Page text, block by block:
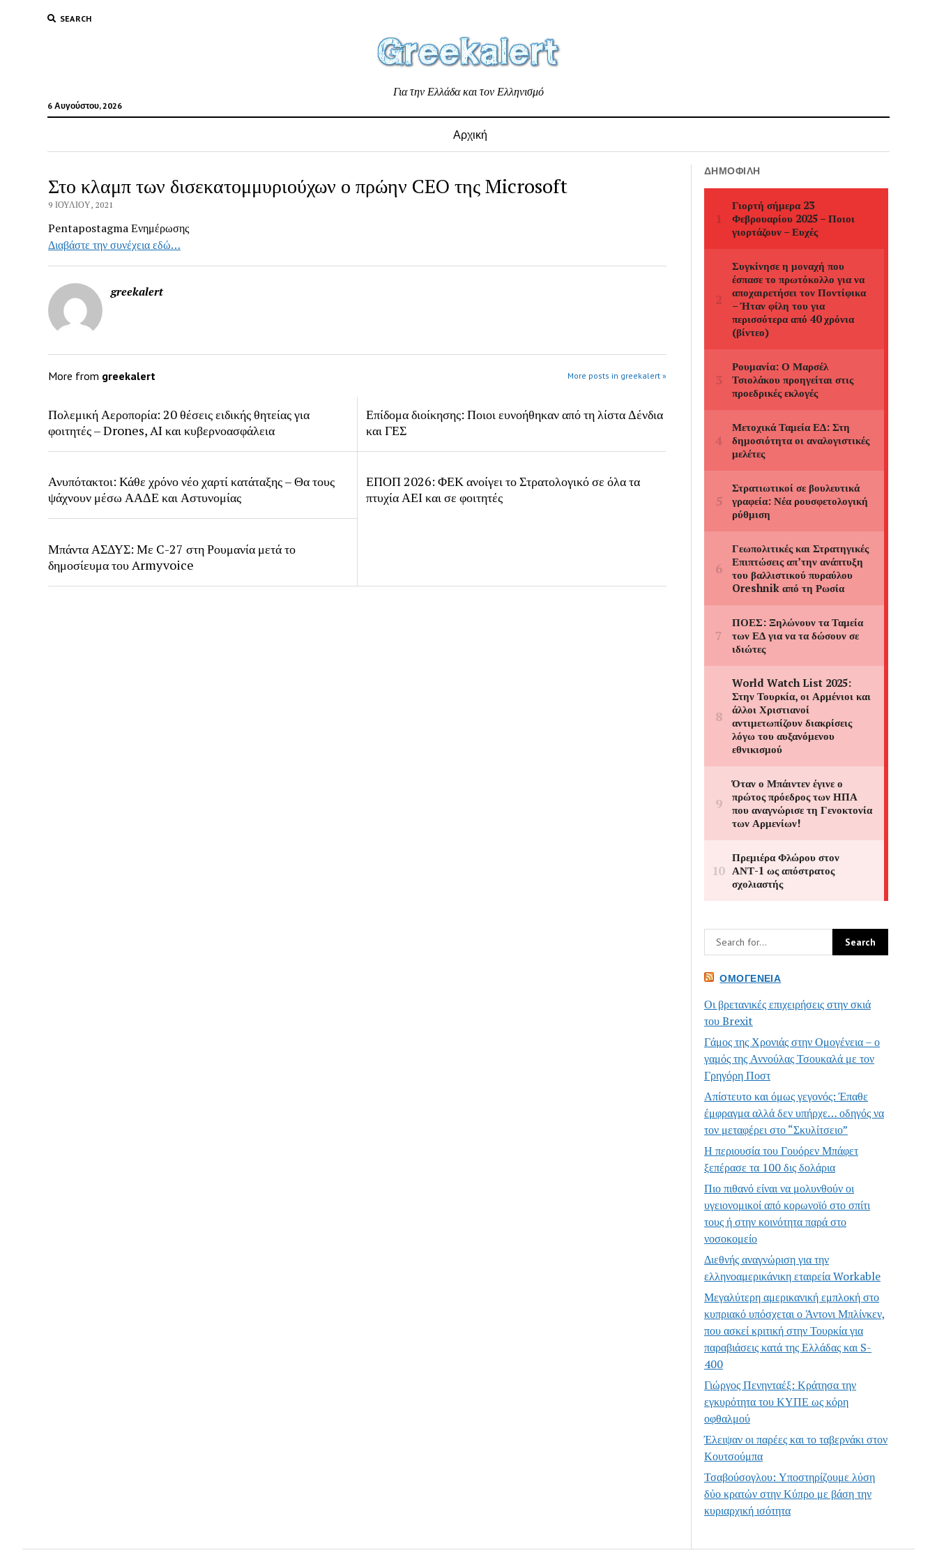
SEARCH
6 Αυγούστου, 2026
Για την Ελλάδα και τον Ελληνισμό
Αρχική
Στο κλαμπ των δισεκατομμυριούχων ο πρώην CEO της Microsoft
9 ΙΟΥΛΊΟΥ, 2021
Pentapostagma Ενημέρωσης
Διαβάστε την συνέχεια εδώ…
greekalert
More from greekalert More posts in greekalert »
Πολεμική Αεροπορία: 20 θέσεις ειδικής θητείας για
φοιτητές – Drones, AI και κυβερνοασφάλεια
Επίδομα διοίκησης: Ποιοι ευνοήθηκαν από τη λίστα Δένδια
και ΓΕΣ
Ανυπότακτοι: Κάθε χρόνο νέο χαρτί κατάταξης – Θα τους
ψάχνουν μέσω ΑΑΔΕ και Αστυνομίας
ΕΠΟΠ 2026: ΦΕΚ ανοίγει το Στρατολογικό σε όλα τα
πτυχία ΑΕΙ και σε φοιτητές
Μπάντα ΑΣΔΥΣ: Με C-27 στη Ρουμανία μετά το
δημοσίευμα του Armyvoice
ΔΗΜΟΦΙΛΉ
ΟΜΟΓΈΝΕΙΑ
Οι βρετανικές επιχειρήσεις στην σκιά
του Brexit
Γάμος της Χρονιάς στην Ομογένεια – ο
γαμός της Αννούλας Τσουκαλά με τον
Γρηγόρη Ποστ
Απίστευτο και όμως γεγονός: Έπαθε
έμφραγμα αλλά δεν υπήρχε… οδηγός να
τον μεταφέρει στο “Σκυλίτσειο”
Η περιουσία του Γουόρεν Μπάφετ
ξεπέρασε τα 100 δις δολάρια
Πιο πιθανό είναι να μολυνθούν οι
υγειονομικοί από κορωνοϊό στο σπίτι
τους ή στην κοινότητα παρά στο
νοσοκομείο
Διεθνής αναγνώριση για την
ελληνοαμερικάνικη εταιρεία Workable
Μεγαλύτερη αμερικανική εμπλοκή στο
κυπριακό υπόσχεται ο Άντονι Μπλίνκεν,
που ασκεί κριτική στην Τουρκία για
παραβιάσεις κατά της Ελλάδας και S-
400
Γιώργος Πενηνταέξ: Κράτησα την
εγκυρότητα του ΚΥΠΕ ως κόρη
οφθαλμού
Έλειψαν οι παρέες και το ταβερνάκι στον
Κουτσούμπα
Τσαβούσογλου: Υποστηρίζουμε λύση
δύο κρατών στην Κύπρο με βάση την
κυριαρχική ισότητα